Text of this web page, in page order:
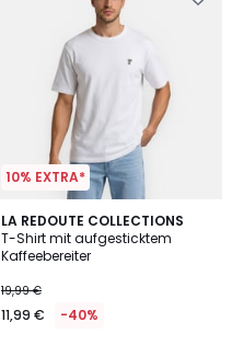
10% EXTRA*
LA REDOUTE COLLECTIONS
T-Shirt mit aufgesticktem
Kaffeebereiter
19,99 €
11,99 € -40%
5
/
5